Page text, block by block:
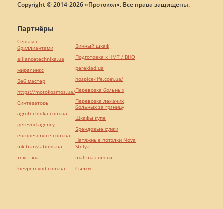
Copyright © 2014-2026 «Протокол». Все права защищены.
Партнёры
Серьги с
бриллиантами
alliancetechnika.ua
миралинкс
Веб мастер
https://motokosmos.ua/
Синтезаторы
agrotechnika.com.ua
perevod.agency
europeservice.com.ua
mk-translations.ua
текст юа
kievperevod.com.ua
Винный шкаф
Подготовка к НМТ / ВНО
pereklad.ua
hospice-life.com.ua/
Перевозка больных
Перевозка лежачих
больных за границу
Шкафы купе
Брендовые сумки
Натяжные потолки Nova
Stelya
maltina.com.ua
Cылки